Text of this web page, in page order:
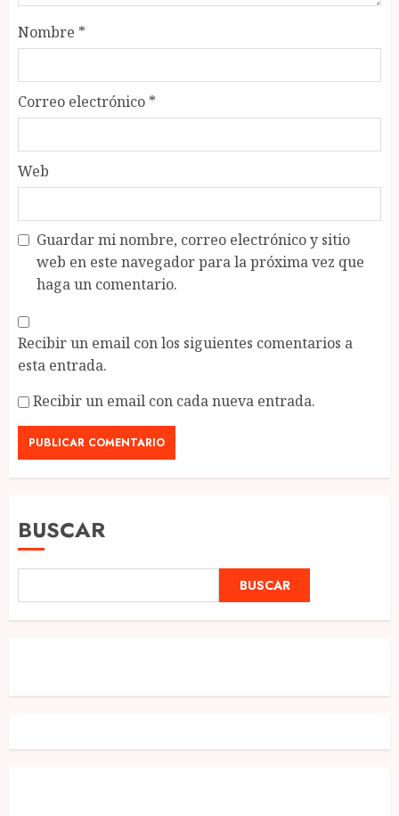
Nombre *
Correo electrónico *
Web
Guardar mi nombre, correo electrónico y sitio
web en este navegador para la próxima vez que
haga un comentario.
Recibir un email con los siguientes comentarios a
esta entrada.
Recibir un email con cada nueva entrada.
BUSCAR
BUSCAR